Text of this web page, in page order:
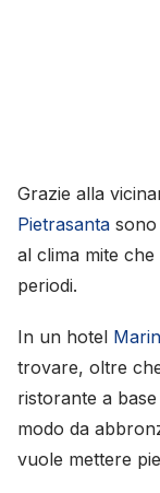
Grazie alla
Pietrasanta sono
al clima mite
periodi.
In un hotel
trovare, oltre
ristorante a
modo da
vuole mettere